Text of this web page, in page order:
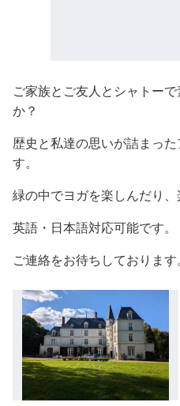
ご家族とご友人とシャトー
か？
歴史と私達の思いが詰まっ
す。
緑の中でヨガを楽しんだり、
英語・日本語対応可能です。
ご連絡をお待ちしております